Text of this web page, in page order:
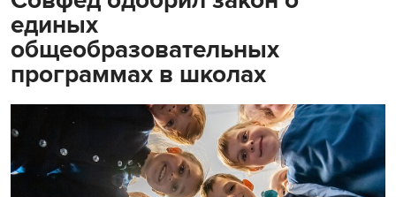
единых
общеобразовательных
программах в школах